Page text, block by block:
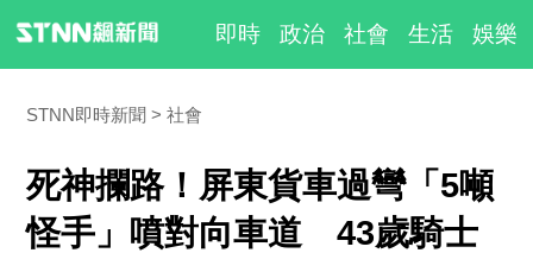
即時 政治 社會 生活 娛樂
STNN即時新聞 社會
死神攔路！屏東貨車過彎「5噸
怪手」噴對向車道 43歲騎士